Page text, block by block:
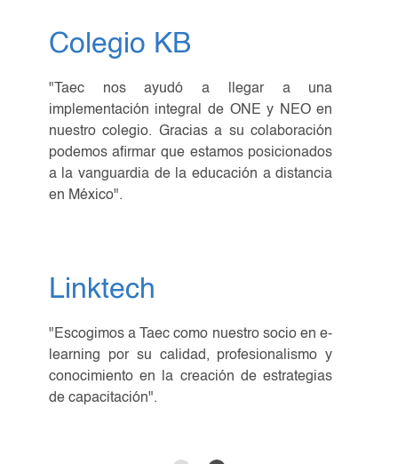
Colegio KB
"Taec nos ayudó a llegar a una
implementación integral de ONE y NEO en
nuestro colegio. Gracias a su colaboración
podemos afirmar que estamos posicionados
a la vanguardia de la educación a distancia
en México".
Linktech
"Escogimos a Taec como nuestro socio en e-
learning por su calidad, profesionalismo y
conocimiento en la creación de estrategias
de capacitación".